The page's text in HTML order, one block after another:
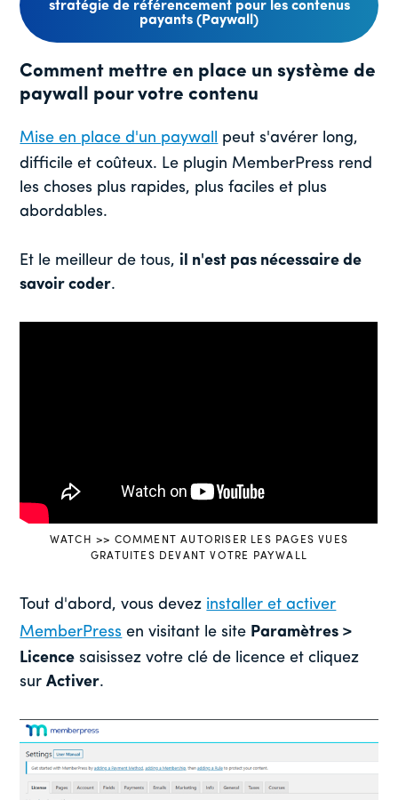
stratégie de référencement pour les contenus
payants (Paywall)
Comment mettre en place un système de
paywall pour votre contenu
Mise en place d'un paywall peut s'avérer long,
difficile et coûteux. Le plugin MemberPress rend
les choses plus rapides, plus faciles et plus
abordables.
Et le meilleur de tous, il n'est pas nécessaire de
savoir coder.
WATCH >> COMMENT AUTORISER LES PAGES VUES
GRATUITES DEVANT VOTRE PAYWALL
Tout d'abord, vous devez installer et activer
MemberPress en visitant le site Paramètres >
Licence saisissez votre clé de licence et cliquez
surActiver.